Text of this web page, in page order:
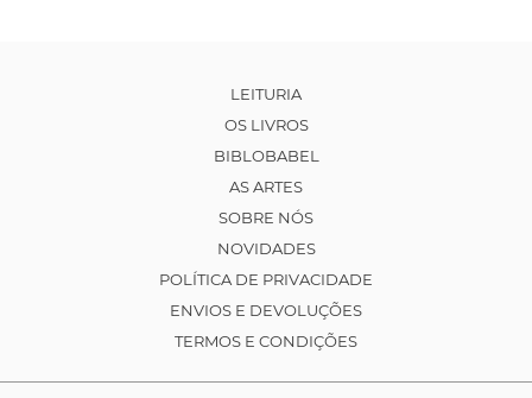
LEITURIA
OS LIVROS
BIBLOBABEL
AS ARTES
SOBRE NÓS
NOVIDADES
POLÍTICA DE PRIVACIDADE
ENVIOS E DEVOLUÇÕES
TERMOS E CONDIÇÕES